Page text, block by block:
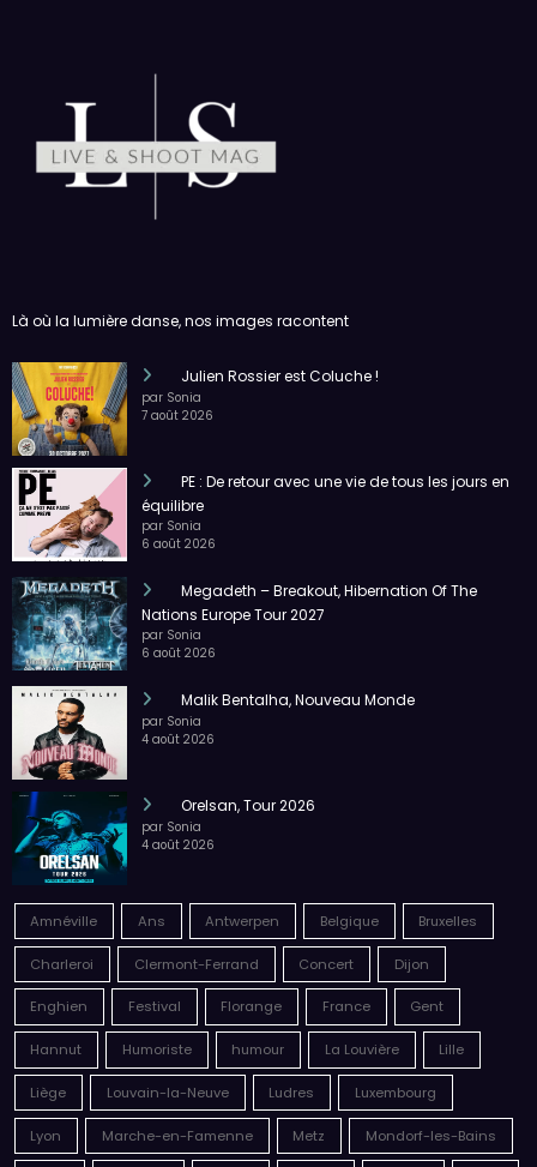
Là où la lumière danse, nos images racontent
Julien Rossier est Coluche !
par Sonia
7 août 2026
PE : De retour avec une vie de tous les jours en
équilibre
par Sonia
Megadeth – Breakout, Hibernation Of The
Nations Europe Tour 2027
par Sonia
Malik Bentalha, Nouveau Monde
par Sonia
4 août 2026
Orelsan, Tour 2026
par Sonia
4 août 2026
Amnéville Ans Antwerpen Belgique Bruxelles